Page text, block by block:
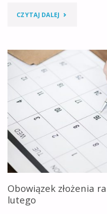
CZYTAJ DALEJ "OPŁATA
–
NUMERY
DO
WPŁAT."
Obowiązek złożenia
lutego